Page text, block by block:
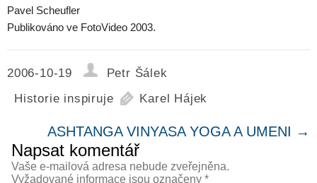
Pavel Scheufler
Publikováno ve FotoVideo 2003.
2006-10-19
Petr Šálek
Historie inspiruje
Karel Hájek
ASHTANGA VINYASA YOGA A UMENI →
Napsat komentář
Vaše e-mailová adresa nebude zveřejněna.
Vyžadované informace jsou označeny *